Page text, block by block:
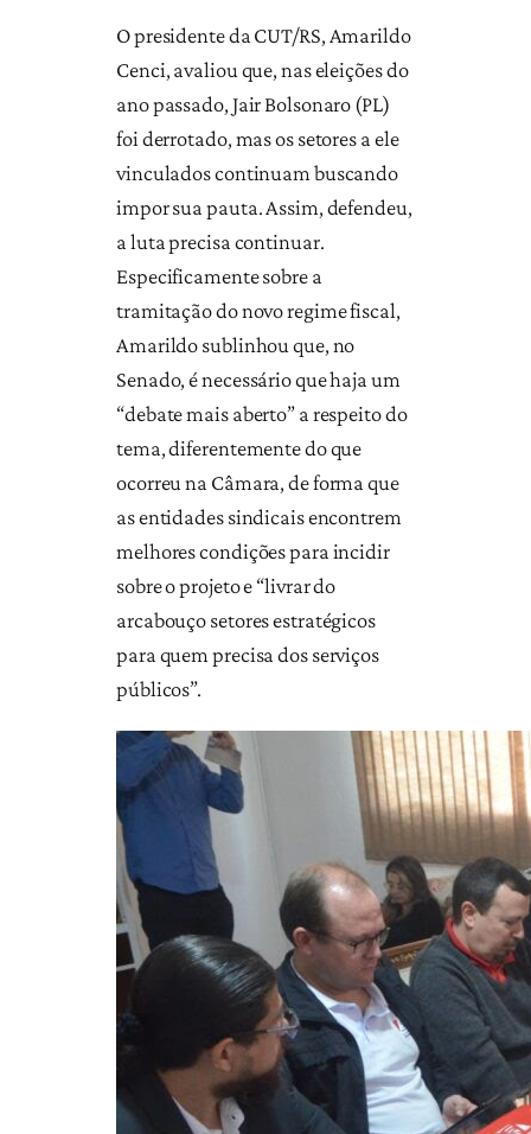
O presidente da CUT/RS, Amarildo
Cenci, avaliou que, nas eleições do
ano passado, Jair Bolsonaro (PL)
foi derrotado, mas os setores a ele
vinculados continuam buscando
impor sua pauta. Assim, defendeu,
a luta precisa continuar.
Especificamente sobre a
tramitação do novo regime fiscal,
Amarildo sublinhou que, no
Senado, é necessário que haja um
“debate mais aberto” a respeito do
tema, diferentemente do que
ocorreu na Câmara, de forma que
as entidades sindicais encontrem
melhores condições para incidir
sobre o projeto e “livrar do
arcabouço setores estratégicos
para quem precisa dos serviços
públicos”.